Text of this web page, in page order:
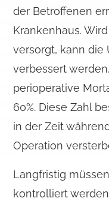
der Betroffenen
Krankenhaus.
versorgt, kann
verbessert
perioperative
60%. Diese Zahl
in der Zeit
Operation
Langfristig
kontrolliert